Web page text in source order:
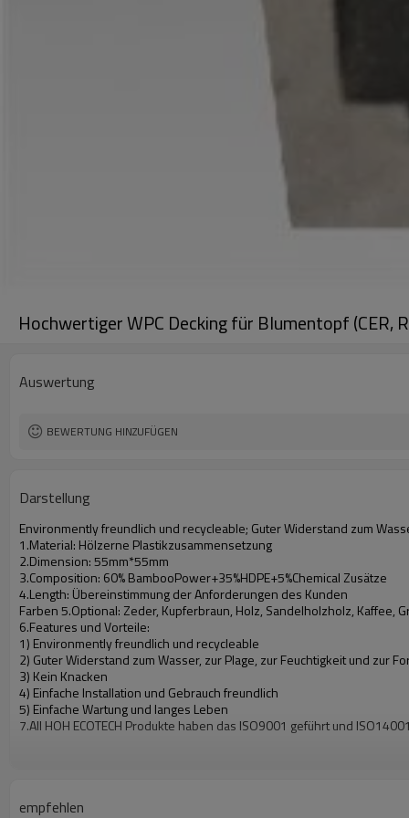
Hochwertiger WPC Decking für Blumentopf (CER,
Auswertung
BEWERTUNG HINZUFÜGEN
Darstellung
Environmently freundlich und recycleable; Guter Widerstand zum
1.Material: Hölzerne Plastikzusammensetzung
2.Dimension: 55mm*55mm
3.Composition: 60% BambooPower+35%HDPE+5%Chemical Zusätze
4.Length: Übereinstimmung der Anforderungen des Kunden
Farben 5.Optional: Zeder, Kupferbraun, Holz, Sandelholzholz, Kaffee,
6.Features und Vorteile:
1) Environmently freundlich und recycleable
2) Guter Widerstand zum Wasser, zur Plage, zur Feuchtigkeit und zur
3) Kein Knacken
4) Einfache Installation und Gebrauch freundlich
5) Einfache Wartung und langes Leben
7.All HOH ECOTECH Produkte haben das ISO9001 geführt und
empfehlen